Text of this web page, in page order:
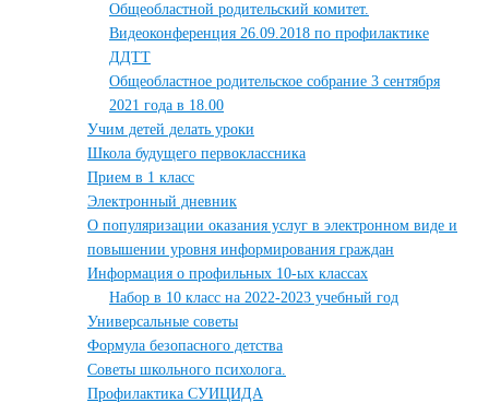
Общеобластной родительский комитет.
Видеоконференция 26.09.2018 по профилактике
ДДТТ
Общеобластное родительское собрание 3 сентября
2021 года в 18.00
Учим детей делать уроки
Школа будущего первоклассника
Прием в 1 класс
Электронный дневник
О популяризации оказания услуг в электронном виде и
повышении уровня информирования граждан
Информация о профильных 10-ых классах
Набор в 10 класс на 2022-2023 учебный год
Универсальные советы
Формула безопасного детства
Советы школьного психолога.
Профилактика СУИЦИДА